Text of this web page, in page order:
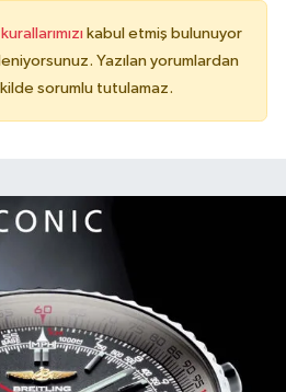
kabul etmiş bulunuyor
Yazılan yorumlardan
sorumlu tutulamaz.